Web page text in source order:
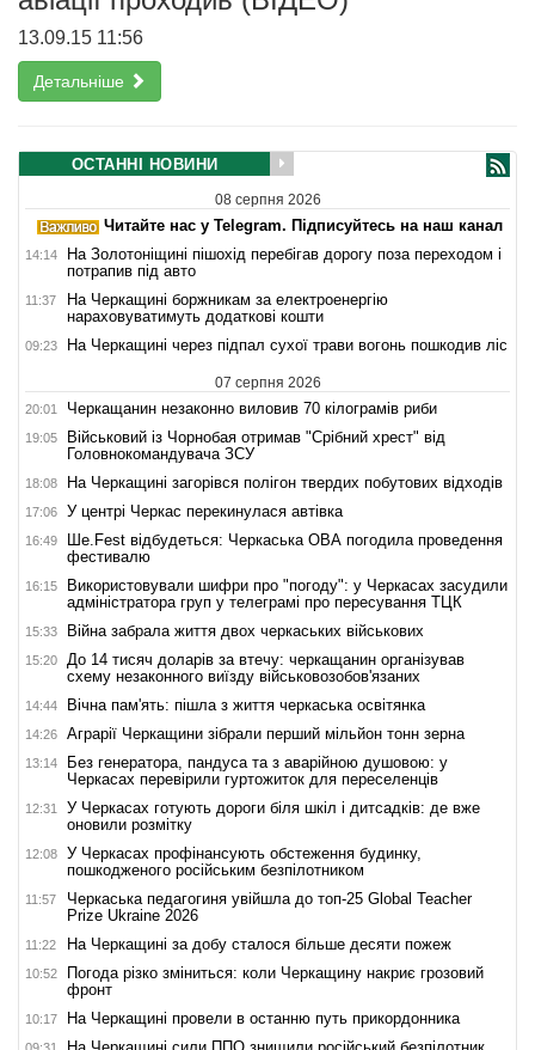
13.09.15 11:56
Детальніше
ОСТАННІ НОВИНИ
08 серпня 2026
Читайте нас у Telegram. Підписуйтесь на наш канал
14:14
На Золотоніщині пішохід перебігав дорогу поза переходом і
потрапив під авто
11:37
На Черкащині боржникам за електроенергію
нараховуватимуть додаткові кошти
09:23 На Черкащині через підпал сухої трави вогонь пошкодив ліс
07 серпня 2026
20:01 Черкащанин незаконно виловив 70 кілограмів риби
19:05
Військовий із Чорнобая отримав "Срібний хрест" від
Головнокомандувача ЗСУ
18:08 На Черкащині загорівся полігон твердих побутових відходів
17:06 У центрі Черкас перекинулася автівка
16:49
Ше.Fest відбудеться: Черкаська ОВА погодила проведення
фестивалю
16:15
Використовували шифри про "погоду": у Черкасах засудили
адміністратора груп у телеграмі про пересування ТЦК
15:33 Війна забрала життя двох черкаських військових
15:20
До 14 тисяч доларів за втечу: черкащанин організував
схему незаконного виїзду військовозобов'язаних
14:44 Вічна пам'ять: пішла з життя черкаська освітянка
14:26 Аграрії Черкащини зібрали перший мільйон тонн зерна
13:14
Без генератора, пандуса та з аварійною душовою: у
Черкасах перевірили гуртожиток для переселенців
12:31
У Черкасах готують дороги біля шкіл і дитсадків: де вже
оновили розмітку
12:08
У Черкасах профінансують обстеження будинку,
пошкодженого російським безпілотником
11:57
Черкаська педагогиня увійшла до топ-25 Global Teacher
Prize Ukraine 2026
11:22 На Черкащині за добу сталося більше десяти пожеж
10:52
Погода різко зміниться: коли Черкащину накриє грозовий
фронт
10:17 На Черкащині провели в останню путь прикордонника